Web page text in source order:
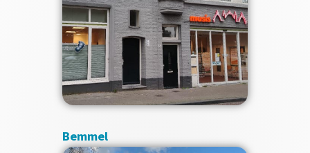
Bemmel